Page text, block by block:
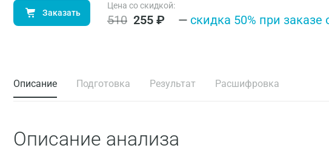
Заказать
Цена со скидкой:
510 255 ₽ — cкидка 50% при заказе
Описание Подготовка Результат Расшифровка
Описание анализа